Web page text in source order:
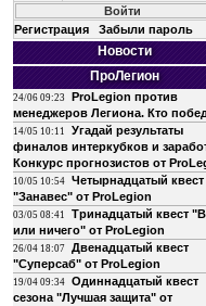
Регистрация Забыли пароль
Новости
ПроЛегион
24/06 09:23
ProLegion против
менеджеров Легиона. Кто
14/05 10:11
Угадай результаты
финалов интеркубков и
Конкурс прогнозистов от
10/05 10:54 Четырнадцатый квест
"Занавес" от ProLegion
03/05 08:41
Тринадцатый квест
или ничего" от ProLegion
26/04 18:07 Двенадцатый квест
"Суперсаб" от ProLegion
19/04 09:34 Одиннадцатый квест
сезона "Лучшая защита" от